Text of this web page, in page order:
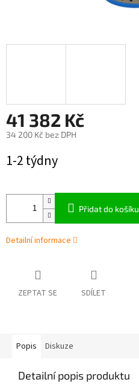
41 382 Kč
34 200 Kč bez DPH
cena:
1-2 týdny
Přidat do košíku
Detailní informace
ZEPTAT SE SDÍLET
Popis Diskuze
Detailní popis produktu